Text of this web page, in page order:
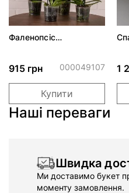
Фаленопсіс
915 грн 000049107
Купити
1
Наші переваги
Швидка
Ми доставимо букет
моменту замовлення.